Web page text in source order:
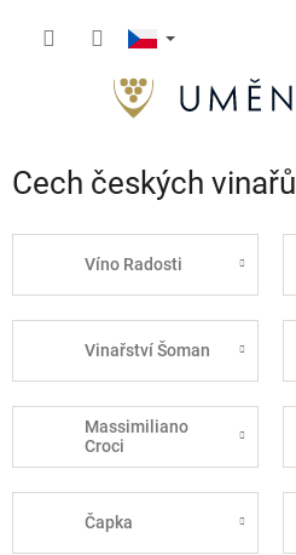
Cech českých vinařů
Víno Radosti
Vinařství Šoman
Massimiliano
Croci
Čapka